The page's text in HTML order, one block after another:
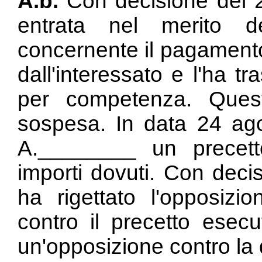
entrata nel merito
concernente il
dall'interessato e l'ha
per competenza.
sospesa. In data 24
A.________ un
importi dovuti. Con
ha rigettato
contro il precetto
un'opposizione contro